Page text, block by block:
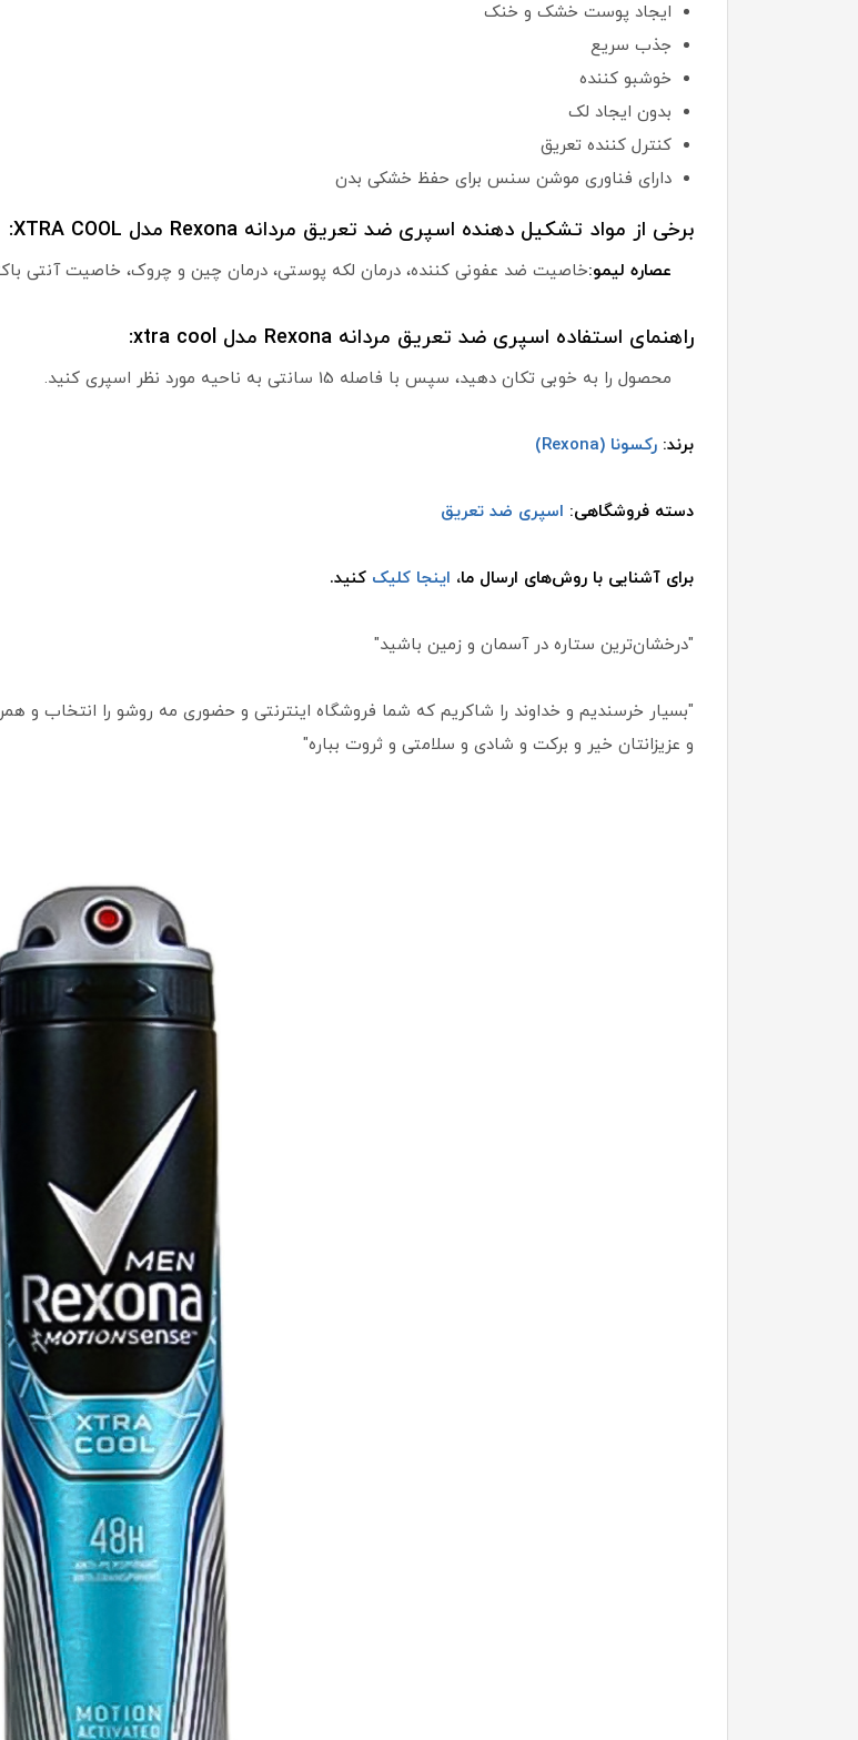
ایجاد پوست خشک و خنک
جذب سریع
خوشبو کننده
بدون ایجاد لک
کنترل کننده تعریق
دارای فناوری موشن سنس برای حفظ خشکی بدن
برخی از مواد تشکیل دهنده اسپری ضد تعریق مردانه Rexona مدل XTRA COOL:
عصاره لیمو:خاصیت ضد عفونی کننده، درمان لکه پوستی، درمان چین و چروک، خاصیت آنتی
راهنمای استفاده اسپری ضد تعریق مردانه Rexona مدل xtra cool:
محصول را به خوبی تکان دهید، سپس با فاصله 15 سانتی به ناحیه مورد نظر اسپری کنید.
برند: رکسونا (Rexona)
دسته فروشگاهی: اسپری ضد تعریق
برای آشنایی با روش‌های ارسال ما، اینجا کلیک کنید.
"درخشان‌ترین ستاره در آسمان و زمین باشید"
"بسیار خرسندیم و خداوند را شاکریم که شما فروشگاه اینترنتی و حضوری مه روشو را انتخاب و
و عزیزانتان خیر و برکت و شادی و سلامتی و ثروت بباره"